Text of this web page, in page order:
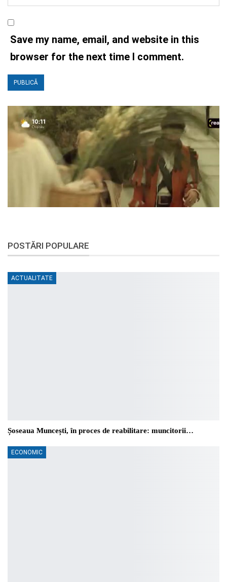
Save my name, email, and website in this
browser for the next time I comment.
POSTĂRI POPULARE
ACTUALITATE
Șoseaua Muncești, în proces de reabilitare: muncitorii…
ECONOMIC